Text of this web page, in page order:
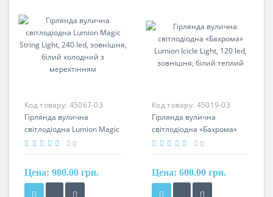
Код товару: 45067-03
Гірлянда вулична
світлодіодна Lumion Magic
String Light, 240 led,
0
Цена: 980.00 грн.
Код товару: 45019-03
Гірлянда вулична
світлодіодна «Бахрома»
Lumion Icicle Light, 120 led,
0
Цена: 600.00 грн.